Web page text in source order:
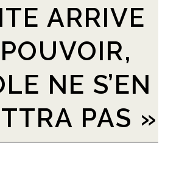
ARRIVE
NE S’EN
PAS »